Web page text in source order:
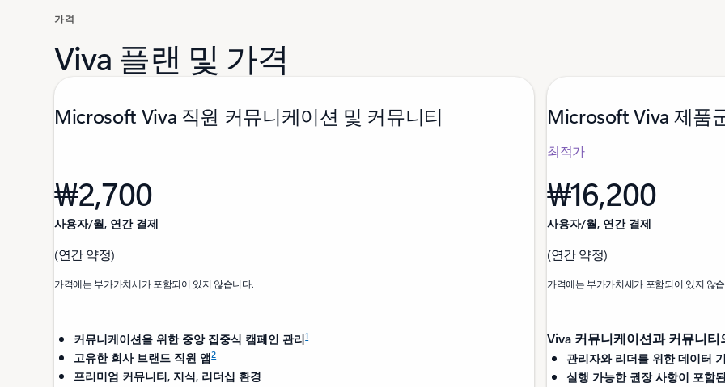
가격
Viva 플랜 및 가격
Microsoft Viva 직원 커뮤니케이션 및 커뮤니티
₩2,700
사용자/월, 연간 결제
(연간 약정)
가격에는 부가가치세가 포함되어 있지 않습니다.
커뮤니케이션을 위한 중앙 집중식 캠페인 관리1
고유한 회사 브랜드 직원 앱2
프리미엄 커뮤니티, 지식, 리더십 환경
Microsoft Viva 제품
최적가
₩16,200
사용자/월, 연간 결제
(연간 약정)
가격에는 부가가치세가 포함되어 있지 않
Viva 커뮤니케이션과 커뮤니
관리자와 리더를 위한 데이터
실행 가능한 권장 사항이 포함